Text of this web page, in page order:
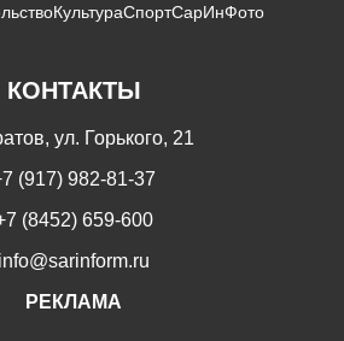
КультураСпортСарИнФото
КОНТАКТЫ
ул. Горького, 21
(917) 982-81-37
(8452) 659-600
info@sarinform.ru
РЕКЛАМА